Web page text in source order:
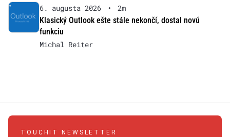
6. augusta 2026 •
2m
Klasický Outlook ešte stále nekončí, dostal novú
funkciu
Michal Reiter
TOUCHIT NEWSLETTER